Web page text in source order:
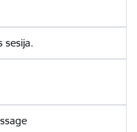
sesija.